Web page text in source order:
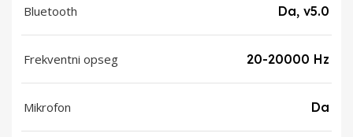
Bluetooth Da, v5.0
Frekventni opseg 20-20000 Hz
Mikrofon Da